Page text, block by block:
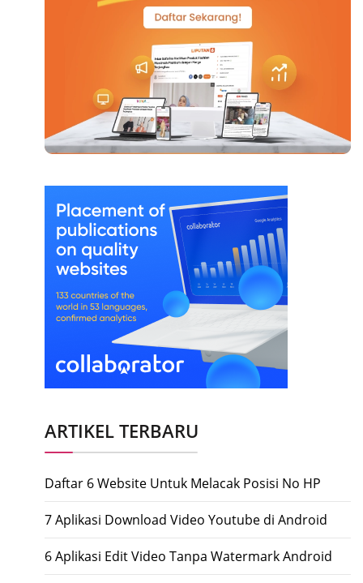
ARTIKEL TERBARU
Daftar 6 Website Untuk Melacak Posisi No HP
7 Aplikasi Download Video Youtube di Android
6 Aplikasi Edit Video Tanpa Watermark Android